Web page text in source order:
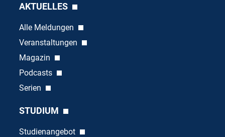
AKTUELLES
Alle Meldungen
Veranstaltungen
Magazin
Podcasts
Serien
STUDIUM
Studienangebot